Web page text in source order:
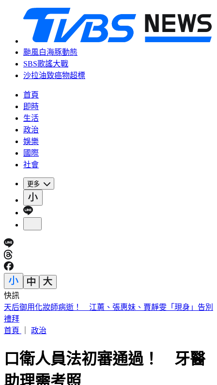
颱風白海豚動態
SBS歌謠大戰
沙拉油致癌物超標
首頁
即時
生活
政治
娛樂
國際
社會
更多
快訊
半導體關鍵原料！川普擬祭多晶矽產品15%關稅
首頁
口衛人員法初審通過！ 牙醫
助理需考照